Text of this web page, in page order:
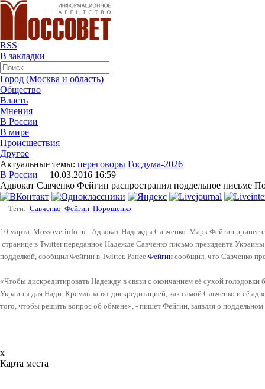
RSS
В закладки
Город (Москва и область)
Общество
Власть
Мнения
В России
В мире
Происшествия
Другое
Актуальные темы: переговоры Госдума-2026
В России 10.03.2016 16:59
Адвокат Савченко Фейгин распространил поддельное письме
Теги: Савченко Фейгин Порошенко
10 марта. Mossovetinfo.ru - Адвокат Надежды Савченко Марк Фейгин принес
странице в Twitter переданное Надежде Савченко письмо президента
подделкой, сообщил Фейгин в Twitter. Ранее Фейгин сообщил, что Савченко
«Чтобы дискредитировать Надежду в связи с окончанием её сухой
Украины для Нади. Кремль занят дискредитацией, как самой Савченко и её
того, чтобы решить вопрос об обмене», - пишет Фейгин, заявляя о
x
Карта места